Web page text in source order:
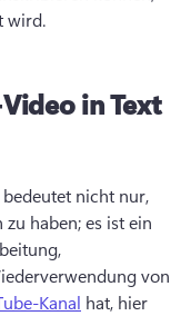
wird.
in Text
nicht nur,
haben; es ist ein
von
Kanal hat, hier